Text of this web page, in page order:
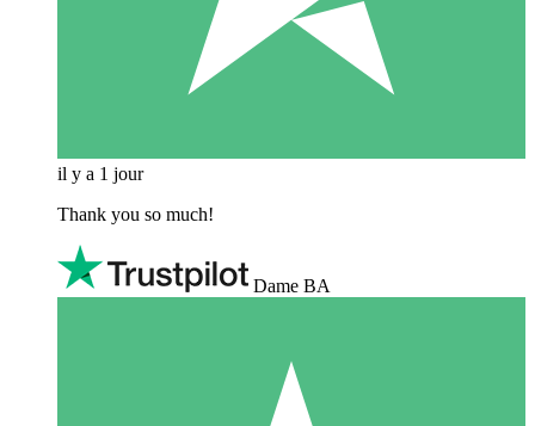
il y a 1 jour
Thank you so much!
Dame BA